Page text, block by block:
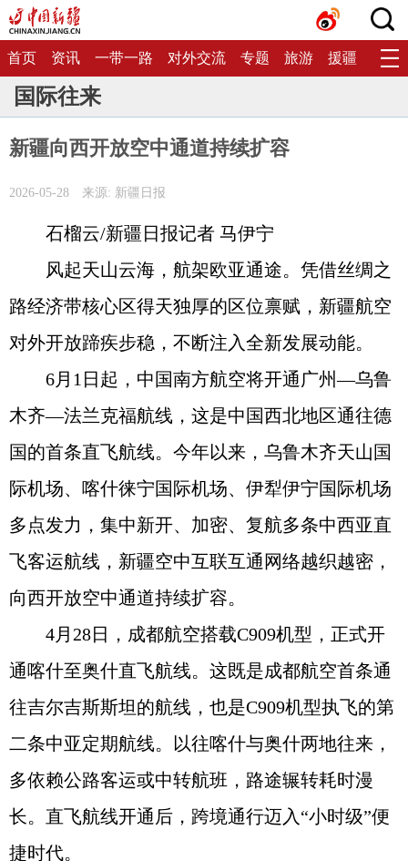
首页 资讯 一带一路 对外交流 专题 旅游 援疆 生态
国际往来
新疆向西开放空中通道持续扩容
2026-05-28 来源: 新疆日报
石榴云/新疆日报记者 马伊宁
风起天山云海，航架欧亚通途。凭借丝绸之
路经济带核心区得天独厚的区位禀赋，新疆航空
对外开放蹄疾步稳，不断注入全新发展动能。
6月1日起，中国南方航空将开通广州—乌鲁
木齐—法兰克福航线，这是中国西北地区通往德
国的首条直飞航线。今年以来，乌鲁木齐天山国
际机场、喀什徕宁国际机场、伊犁伊宁国际机场
多点发力，集中新开、加密、复航多条中西亚直
飞客运航线，新疆空中互联互通网络越织越密，
向西开放空中通道持续扩容。
4月28日，成都航空搭载C909机型，正式开
通喀什至奥什直飞航线。这既是成都航空首条通
往吉尔吉斯斯坦的航线，也是C909机型执飞的第
二条中亚定期航线。以往喀什与奥什两地往来，
多依赖公路客运或中转航班，路途辗转耗时漫
长。直飞航线开通后，跨境通行迈入“小时级”便
捷时代。